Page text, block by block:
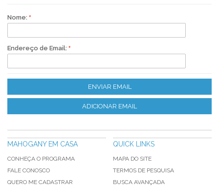
Nome:
Endereço de Email:
ENVIAR EMAIL
ADICIONAR EMAIL
MAHOGANY EM CASA
CONHEÇA O PROGRAMA
FALE CONOSCO
QUERO ME CADASTRAR
QUICK LINKS
MAPA DO SITE
TERMOS DE PESQUISA
BUSCA AVANÇADA